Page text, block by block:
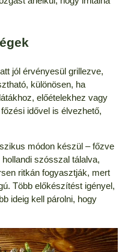
jól érvényesül grillezve,
különösen, ha
előételekhez vagy
idővel is élvezhető,
módon készül – főzve
szósszal tálalva,
ritkán fogyasztják, mert
Több előkészítést igényel,
ideig kell párolni, hogy